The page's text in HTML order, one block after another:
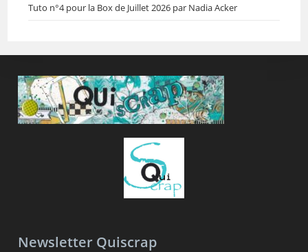
Tuto n°4 pour la Box de Juillet 2026 par Nadia Acker
Newsletter Quiscrap